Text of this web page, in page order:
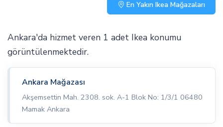
En Yakın Ikea Mağazaları
Ankara'da hizmet veren 1 adet Ikea konumu
görüntülenmektedir.
Ankara Mağazası
Akşemsettin Mah. 2308. sok. A-1 Blok No: 1/3/1 06480
Mamak Ankara